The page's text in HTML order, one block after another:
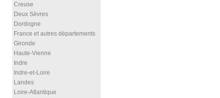
Creuse
Deux Sèvres
Dordogne
France et autres départements
Gironde
Haute-Vienne
Indre
Indre-et-Loire
Landes
Loire-Atlantique